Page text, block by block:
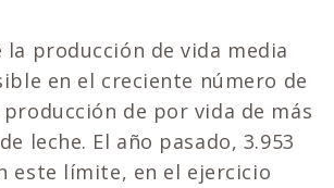
la producción de vida media
en el creciente número de
producción de por vida de más
leche. El año pasado, 3.953
este límite, en el ejercicio